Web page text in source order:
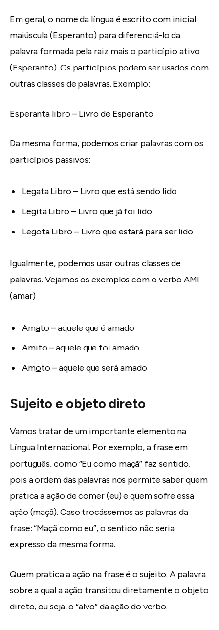
Em geral, o nome da língua é escrito com inicial
maiúscula (Esperanto) para diferenciá-lo da
palavra formada pela raiz mais o particípio ativo
(Esperanto). Os particípios podem ser usados com
outras classes de palavras. Exemplo:
Esperanta libro – Livro de Esperanto
Da mesma forma, podemos criar palavras com os
particípios passivos:
Legata Libro – Livro que está sendo lido
Legita Libro – Livro que já foi lido
Legota Libro – Livro que estará para ser lido
Igualmente, podemos usar outras classes de
palavras. Vejamos os exemplos com o verbo AMI
(amar)
Amato – aquele que é amado
Amito – aquele que foi amado
Amoto – aquele que será amado
Sujeito e objeto direto
Vamos tratar de um importante elemento na
Língua Internacional. Por exemplo, a frase em
português, como “Eu como maçã” faz sentido,
pois a ordem das palavras nos permite saber quem
pratica a ação de comer (eu) e quem sofre essa
ação (maçã). Caso trocássemos as palavras da
frase: “Maçã como eu”, o sentido não seria
expresso da mesma forma.
Quem pratica a ação na frase é osujeito. A palavra
sobre a qual a ação transitou diretamente oobjeto
direto, ou seja, o “alvo” da ação do verbo.